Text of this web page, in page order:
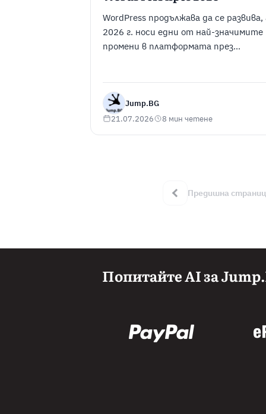
WordPress продължава да се развива,
2026 г. носи едни от най-значимите
промени в платформата през
оптимизацията на уебсайтове по-
лесни. Някои от промените
подобряват удобството при
други помагат за по-добра
важните новости в ...
Jump.BG
21.07.2026 8 мин четене
Предишна
Попитайте AI за